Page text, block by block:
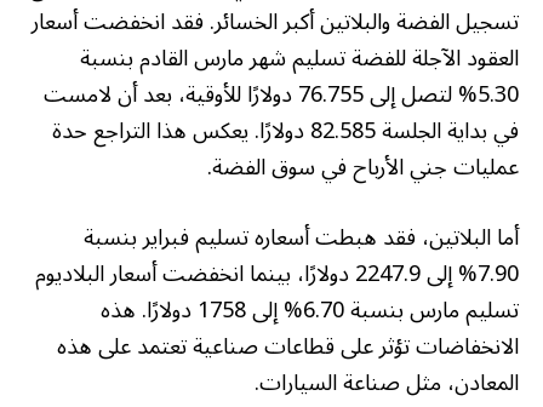
تسجيل الفضة والبلاتين أكبر الخسائر. فقد انخفضت أسعار
العقود الآجلة للفضة تسليم شهر مارس القادم بنسبة
5.30% لتصل إلى 76.755 دولارًا للأوقية، بعد أن لامست
في بداية الجلسة 82.585 دولارًا. يعكس هذا التراجع حدة
عمليات جني الأرباح في سوق الفضة.
أما البلاتين، فقد هبطت أسعاره تسليم فبراير بنسبة
7.90% إلى 2247.9 دولارًا، بينما انخفضت أسعار البلاديوم
تسليم مارس بنسبة 6.70% إلى 1758 دولارًا. هذه
الانخفاضات تؤثر على قطاعات صناعية تعتمد على هذه
المعادن، مثل صناعة السيارات.